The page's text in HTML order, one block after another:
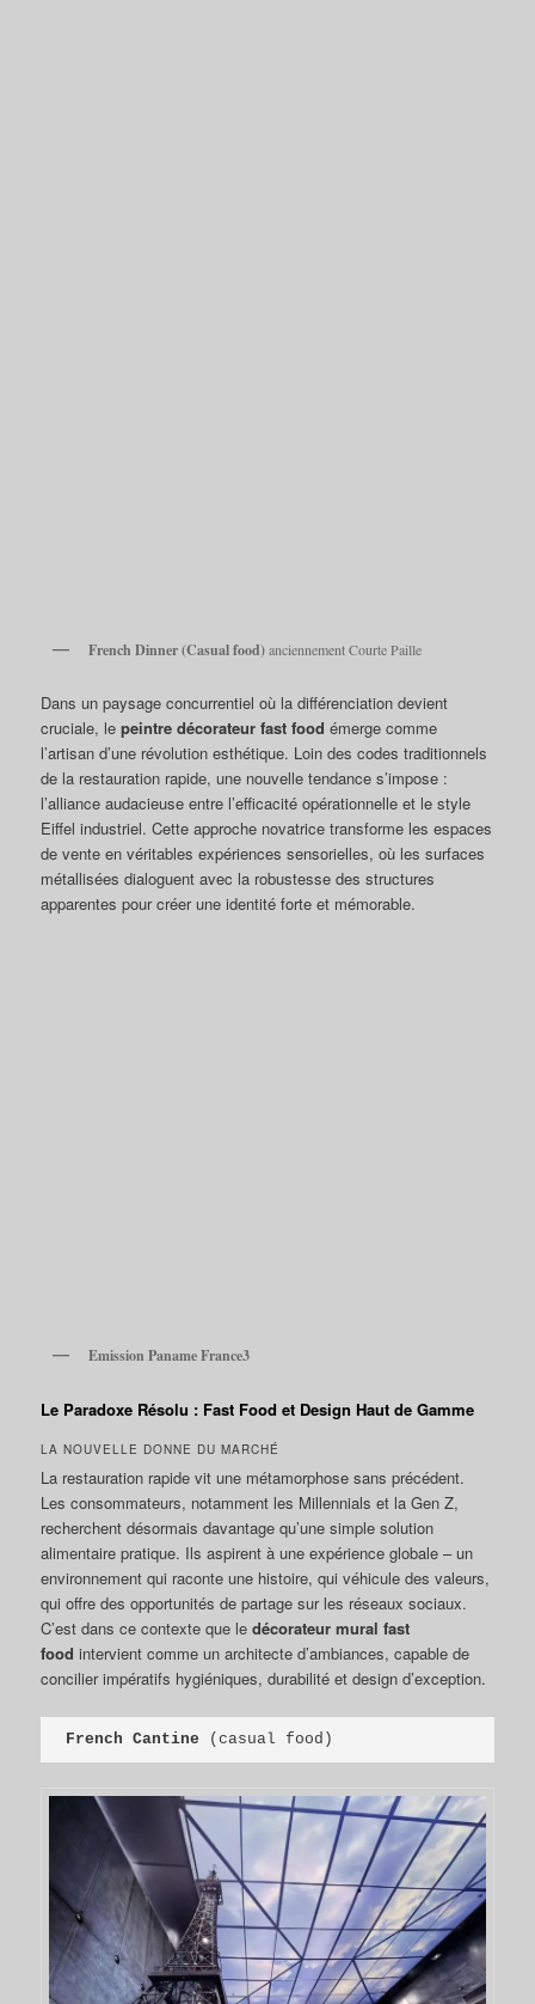
French Dinner (Casual food)anciennement Courte Paille
Dans un paysage concurrentiel où la différenciation devient
cruciale, lepeintre décorateur fast food émerge comme
l’artisan d’une révolution esthétique. Loin des codes traditionnels
de la restauration rapide, une nouvelle tendance s’impose :
l’alliance audacieuse entre l’efficacité opérationnelle et le style
Eiffel industriel. Cette approche novatrice transforme les espaces
de vente en véritables expériences sensorielles, où les surfaces
métallisées dialoguent avec la robustesse des structures
apparentes pour créer une identité forte et mémorable.
Emission Paname France3
Le Paradoxe Résolu : Fast Food et Design Haut de Gamme
LA NOUVELLE DONNE DU MARCHÉ
La restauration rapide vit une métamorphose sans précédent.
Les consommateurs, notamment les Millennials et la Gen Z,
recherchent désormais davantage qu’une simple solution
alimentaire pratique. Ils aspirent à une expérience globale – un
environnement qui raconte une histoire, qui véhicule des valeurs,
qui offre des opportunités de partage sur les réseaux sociaux.
C’est dans ce contexte que ledécorateur mural fast
food intervient comme un architecte d’ambiances, capable de
concilier impératifs hygiéniques, durabilité et design d’exception.
French Cantine (casual food)